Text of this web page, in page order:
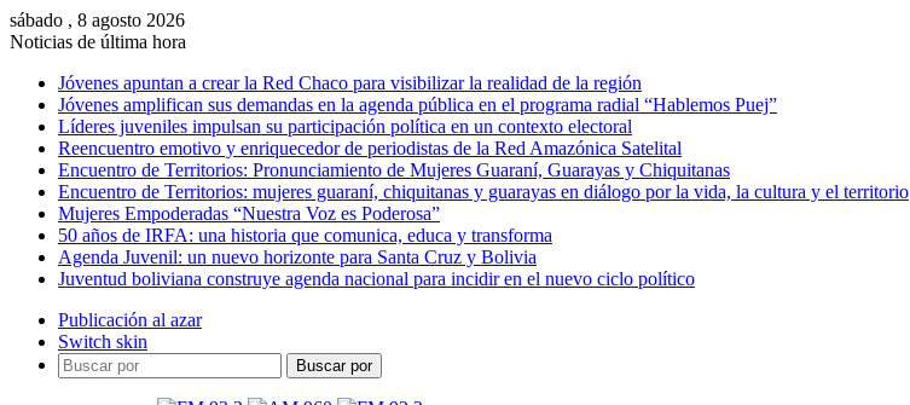
sábado , 8 agosto 2026
Noticias de última hora
Jóvenes apuntan a crear la Red Chaco para visibilizar la realidad de la región
Jóvenes amplifican sus demandas en la agenda pública en el programa radial “Hablemos Puej”
Líderes juveniles impulsan su participación política en un contexto electoral
Reencuentro emotivo y enriquecedor de periodistas de la Red Amazónica Satelital
Encuentro de Territorios: Pronunciamiento de Mujeres Guaraní, Guarayas y Chiquitanas
Encuentro de Territorios: mujeres guaraní, chiquitanas y guarayas en diálogo por la vida, la cultura y el territorio
Mujeres Empoderadas “Nuestra Voz es Poderosa”
50 años de IRFA: una historia que comunica, educa y transforma
Agenda Juvenil: un nuevo horizonte para Santa Cruz y Bolivia
Juventud boliviana construye agenda nacional para incidir en el nuevo ciclo político
Publicación al azar
Switch skin
Buscar por